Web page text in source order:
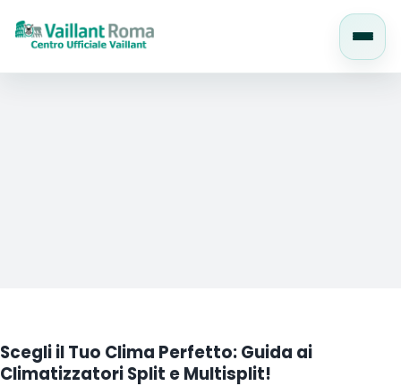
Scegli il Tuo Clima Perfetto: Guida ai
Climatizzatori Split e Multisplit!